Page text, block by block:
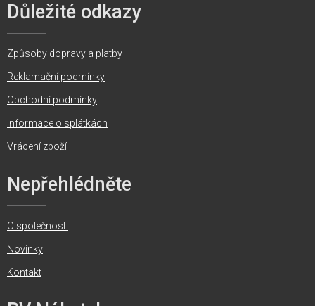
Důležité odkazy
Způsoby dopravy a platby
Reklamační podmínky
Obchodní podmínky
Informace o splátkách
Vrácení zboží
Nepřehlédněte
O společnosti
Novinky
Kontakt